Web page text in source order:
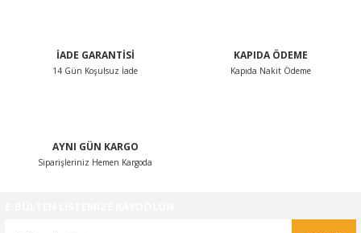
İADE GARANTİSİ
14 Gün Koşulsuz İade
KAPIDA ÖDEME
Kapıda Nakit Ödeme
AYNI GÜN KARGO
Siparişleriniz Hemen Kargoda